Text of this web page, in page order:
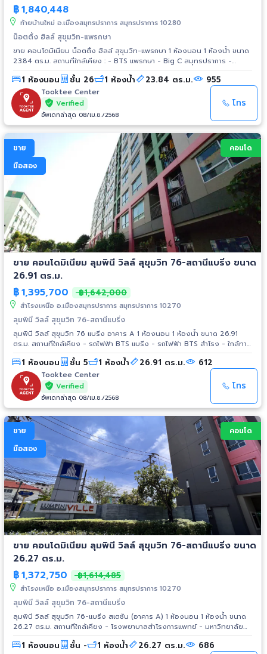
฿1,840,448
ท้ายบ้านใหม่ อ.เมืองสมุทรปราการ สมุทรปราการ 10280
น็อตติ้ง ฮิลล์ สุขุมวิท-แพรกษา
ขาย คอนโดมิเนียม น็อตติ้ง ฮิลล์ สุขุมวิท-แพรกษา 1 ห้องนอน 1 ห้องน้ำ ขนาด
23.84 ตร.ม. สถานที่ใกล้เคียง : - BTS แพรกษา - Big C สมุทรปราการ -
Robinson สมุทรปราการ - Tesco Lotus แพรกษา - ตลาดแพรกษา - Makro
ศรีนครินทร์ - Central บางนา
1 ห้องนอน ชั้น 26 1 ห้องน้ำ 23.84 ตร.ม. 955
Tooktee Center
Verified
อัพเดทล่าสุด 08/เม.ย./2568
โทร
ขาย
มือสอง
คอนโด
ขาย คอนโดมิเนียม ลุมพินี วิลล์ สุขุมวิท 76-สถานีแบริ่ง ขนาด
26.91 ตร.ม.
฿1,395,700 ฿1,642,000
สำโรงเหนือ อ.เมืองสมุทรปราการ สมุทรปราการ 10270
ลุมพินี วิลล์ สุขุมวิท 76-สถานีแบริ่ง
ลุมพินี วิลล์ สุขุมวิท 76 แบริ่ง อาคาร A 1 ห้องนอน 1 ห้องน้ำ ขนาด 26.91
ตร.ม. สถานที่ใกล้เคียง - รถไฟฟ้า BTS แบริ่ง - รถไฟฟ้า BTS สำโรง - ใกล้ทาง
พิเศษเฉลิมมหานคร ด่านบางนา - Imperial World สำโรง - ตลาดสำโรง - Big
C Jumbo - BITEC - รพ.สำโรงการแพทย์ - รร.นานาชาติ St.Andrews
1 ห้องนอน ชั้น 5 1 ห้องน้ำ 26.91 ตร.ม. 612
Tooktee Center
Verified
อัพเดทล่าสุด 08/เม.ย./2568
โทร
ขาย
มือสอง
คอนโด
ขาย คอนโดมิเนียม ลุมพินี วิลล์ สุขุมวิท 76-สถานีแบริ่ง ขนาด
26.27 ตร.ม.
฿1,372,750 ฿1,614,485
สำโรงเหนือ อ.เมืองสมุทรปราการ สมุทรปราการ 10270
ลุมพินี วิลล์ สุขุมวิท 76-สถานีแบริ่ง
ลุมพินี วิลล์ สุขุมวิท 76-แบริ่ง สเตชั่น (อาคาร A) 1 ห้องนอน 1 ห้องน้ำ ขนาด
26.27 ตร.ม. สถานที่ใกล้เคียง - โรงพยาบาลสำโรงการแพทย์ - มหาวิทยาลัย
ราชภัฎราชนครินทร์ - บี๊กซี เอ็กซ์ตร้า อ่อนนุช - อิมพีเรียลเวิลด์ สำโรง - บิ๊กซี
ซูเปอร์เซ็นเตอร์ สำโรง 1
1 ห้องนอน ชั้น - 1 ห้องน้ำ 26.27 ตร.ม. 686